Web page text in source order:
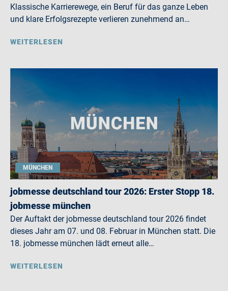
Klassische Karrierewege, ein Beruf für das ganze Leben
und klare Erfolgsrezepte verlieren zunehmend an…
WEITERLESEN
MÜNCHEN
jobmesse deutschland tour 2026: Erster Stopp 18.
jobmesse münchen
Der Auftakt der jobmesse deutschland tour 2026 findet
dieses Jahr am 07. und 08. Februar in München statt. Die
18. jobmesse münchen lädt erneut alle…
WEITERLESEN